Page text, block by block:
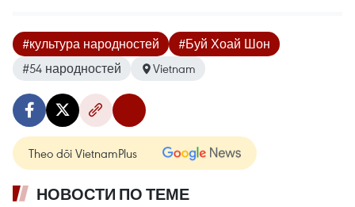
#культура народностей
#Буй Хоай Шон
#54 народностей
Vietnam
Theo dõi VietnamPlus
НОВОСТИ ПО ТЕМЕ